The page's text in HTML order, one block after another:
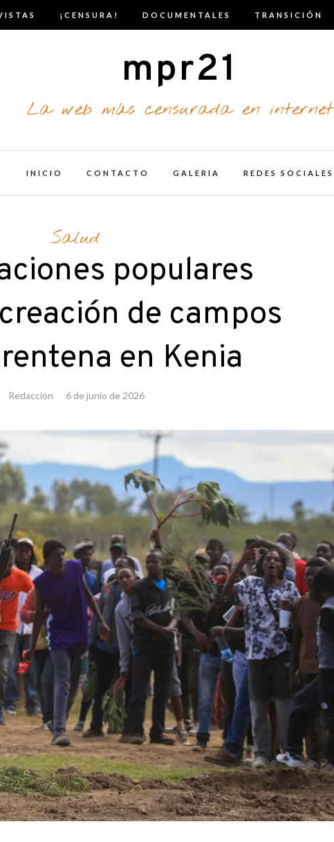
¡CENSURA! DOCUMENTALES TRANSICIÓN
mpr21
La web más censurada en internet
INICIO CONTACTO GALERIA REDES SOCIALES
Salud
populares
de campos
en Kenia
Redacción 6 de junio de 2026